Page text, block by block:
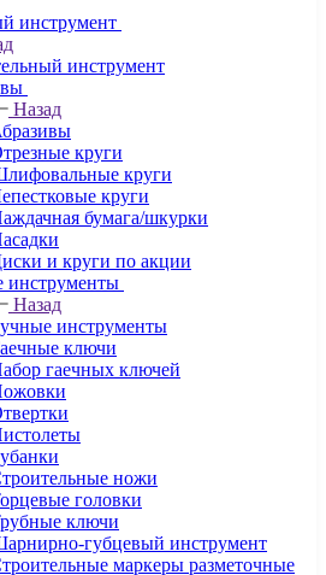
инструмент
инструмент
Назад
круги
круги
круги
бумага/шкурки
и круги по акции
инструменты
Назад
инструменты
ключи
гаечных ключей
ножи
головки
ключи
губцевый инструмент
маркеры разметочные